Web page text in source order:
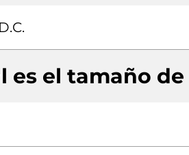
es el tamaño